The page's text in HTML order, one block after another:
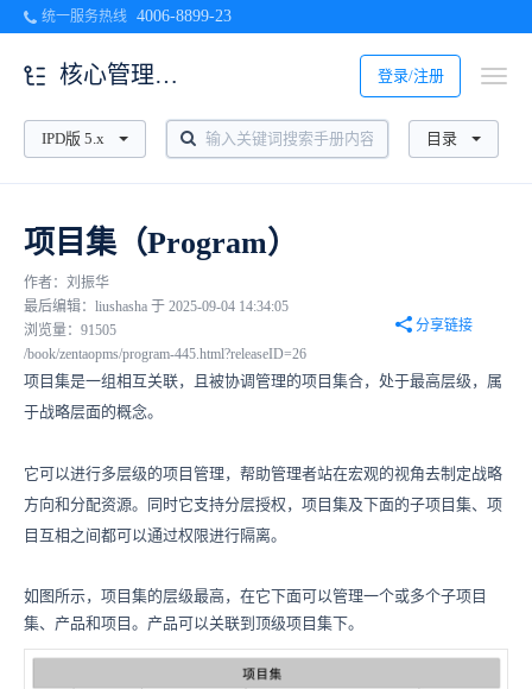
统一服务热线 4006-8899-23
登录/注册
核心管理结构
IPD版 5.x 目录
项目集（Program）
作者：刘振华
最后编辑：liushasha 于 2025-09-04 14:34:05
浏览量：91505
分享链接
/book/zentaopms/program-445.html?releaseID=26
项目集是一组相互关联，且被协调管理的项目集合，处于最高层级，属
于战略层面的概念。
它可以进行多层级的项目管理，帮助管理者站在宏观的视角去制定战略
方向和分配资源。同时它支持分层授权，项目集及下面的子项目集、项
目互相之间都可以通过权限进行隔离。
如图所示，项目集的层级最高，在它下面可以管理一个或多个子项目
集、产品和项目。产品可以关联到顶级项目集下。